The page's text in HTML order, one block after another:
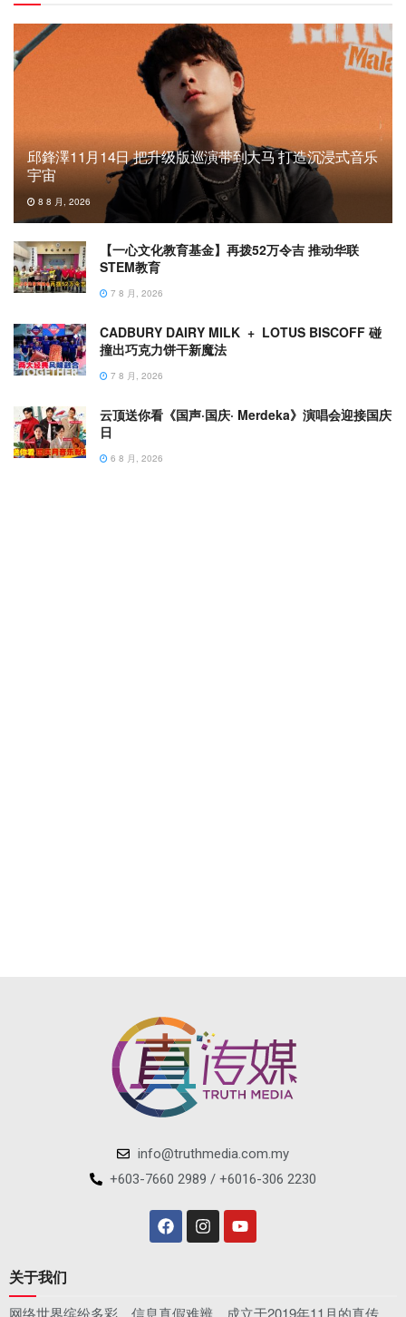
邱鋒澤11月14日 把升级版巡演带到大马 打造沉浸式音乐
宇宙
8 8 月, 2026
【一心文化教育基金】再拨52万令吉 推动华联
STEM教育
7 8 月, 2026
CADBURY DAIRY MILK + LOTUS BISCOFF 碰
撞出巧克力饼干新魔法
7 8 月, 2026
云顶送你看《国声·国庆· Merdeka》演唱会迎接国庆
日
6 8 月, 2026
info@truthmedia.com.my
+603-7660 2989 / +6016-306 2230
关于我们
网络世界缤纷多彩，信息真假难辨。成立于2019年11月的真传